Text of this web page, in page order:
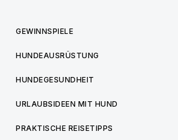
GEWINNSPIELE
HUNDEAUSRÜSTUNG
HUNDEGESUNDHEIT
URLAUBSIDEEN MIT HUND
PRAKTISCHE REISETIPPS